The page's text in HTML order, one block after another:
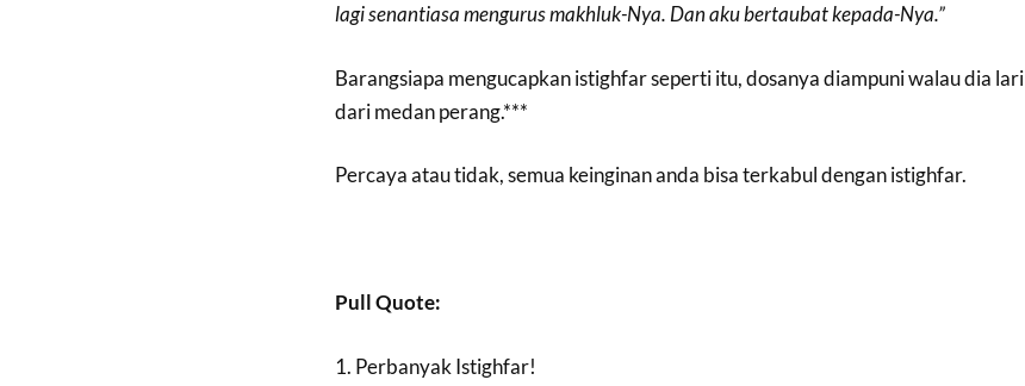
lagisenantiasamengurusmakhluk-Nya. Danakubertaubatkepada-Nya.”
Barangsiapa mengucapkan istighfar seperti itu, dosanya diampuni walau dia lari
dari medan perang.***
Percaya atau tidak, semua keinginan anda bisa terkabul dengan istighfar.
Pull Quote:
1. Perbanyak Istighfar!